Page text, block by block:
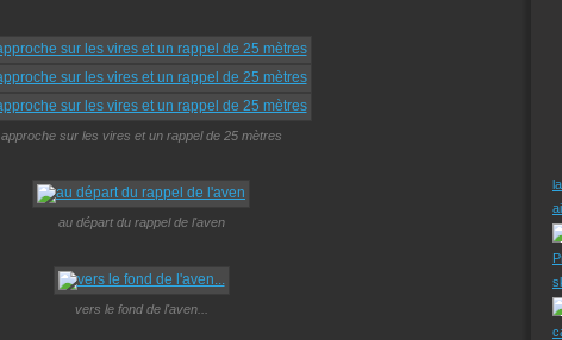
approche sur les vires et un rappel de 25 mètres
au départ du rappel de l'aven
vers le fond de l'aven...